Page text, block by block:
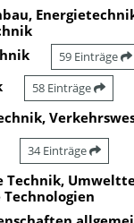
59 Einträge
58 Einträge
34 Einträge
Technik,